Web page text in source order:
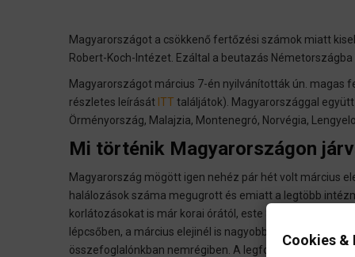
Magyarországot a csökkenő fertőzési számok miatt
Robert-Koch-Intézet. Ezáltal a beutazás
Magyarországot március 7-én nyilvánították ún.
részletes leírását ITT találjátok). Magyarországgal
Örményország, Malajzia, Montenegró, Norvégia,
Mi történik Magyarországon
Magyarország mögött igen nehéz pár hét volt március
halálozások száma megugrott és emiatt a legtöbb
korlátozásokat is már korai órától, este 8-tól léptették
lépcsőben, a március elejinél is nagyobb szabadságot
összefoglalónkban nemrégiben. A legfontosabb
Cookies &